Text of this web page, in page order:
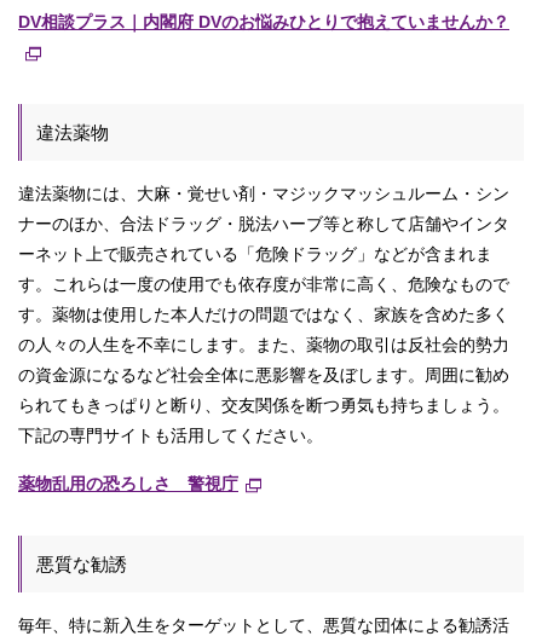
DV相談プラス｜内閣府 DVのお悩みひとりで抱えていませんか？
違法薬物
違法薬物には、大麻・覚せい剤・マジックマッシュルーム・シン
ナーのほか、合法ドラッグ・脱法ハーブ等と称して店舗やインタ
ーネット上で販売されている「危険ドラッグ」などが含まれま
す。これらは一度の使用でも依存度が非常に高く、危険なもので
す。薬物は使用した本人だけの問題ではなく、家族を含めた多く
の人々の人生を不幸にします。また、薬物の取引は反社会的勢力
の資金源になるなど社会全体に悪影響を及ぼします。周囲に勧め
られてもきっぱりと断り、交友関係を断つ勇気も持ちましょう。
下記の専門サイトも活用してください。
薬物乱用の恐ろしさ 警視庁
悪質な勧誘
毎年、特に新入生をターゲットとして、悪質な団体による勧誘活